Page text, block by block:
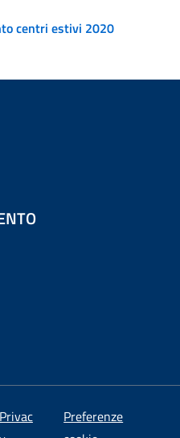
centri estivi 2020
Privac
Preferenze